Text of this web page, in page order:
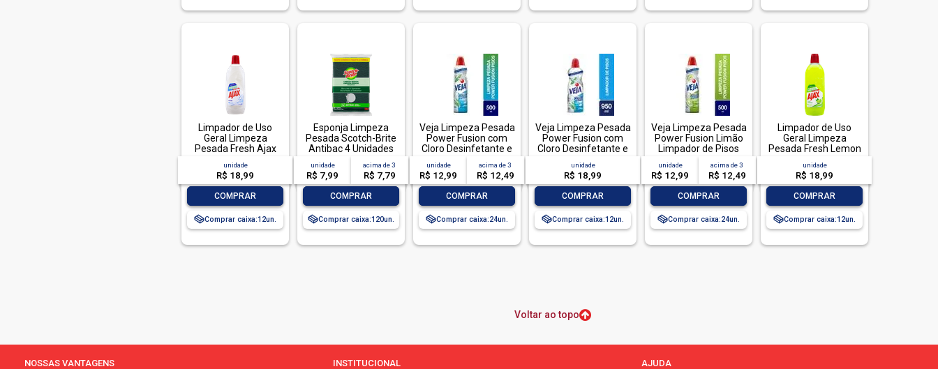
Limpador de Uso
Geral Limpeza
Pesada Fresh Ajax
unidade
R$ 18,99
COMPRAR
Comprar caixa:12
Esponja Limpeza
Pesada Scotch-Brite
Antibac 4 Unidades
Pacote Econômico
unidade
R$ 7,99
acima de3
R$ 7,79
COMPRAR
Comprar caixa:120
Veja Limpeza Pesada
Power Fusion com
Cloro Desinfetante e
Limpador 500mL
unidade
R$ 12,99
acima de3
R$ 12,49
COMPRAR
Comprar caixa:24
Veja Limpeza Pesada
Power Fusion com
Cloro Desinfetante e
unidade
R$ 18,99
COMPRAR
Comprar caixa:12
Veja Limpeza Pesada
Power Fusion Limão
Limpador de Pisos
500mL
unidade
R$ 12,99
acima de3
R$ 12,49
COMPRAR
Comprar caixa:24
Limpador de Uso
Geral Limpeza
Pesada Fresh Lemon
unidade
R$ 18,99
COMPRAR
Comprar caixa:12
Voltar ao topo
NOSSAS VANTAGENS INSTITUCIONAL AJUDA